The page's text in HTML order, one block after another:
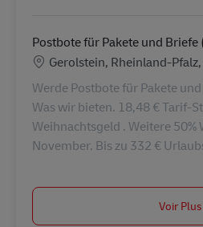
Postbote für Pakete und
LieuGerolstein, Rheinland-
Werde Postbote für Pakete
Was wir bieten. 18,48 € Tarif-
Weihnachtsgeld . Weitere
November. Bis zu 332 €
Voir Plus